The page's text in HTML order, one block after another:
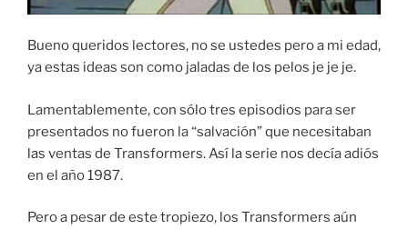
Bueno queridos lectores, no se ustedes pero a mi edad,
ya estas ideas son como jaladas de los pelos je je je.
Lamentablemente, con sólo tres episodios para ser
presentados no fueron la “salvación” que necesitaban
las ventas de Transformers. Así la serie nos decía adiós
en el año 1987.
Pero a pesar de este tropiezo, los Transformers aún